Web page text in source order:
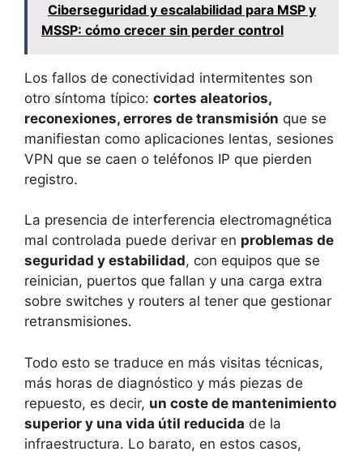
Ciberseguridad y escalabilidad para MSP y
MSSP: cómo crecer sin perder control
Los fallos de conectividad intermitentes son
otro síntoma típico: cortes aleatorios,
reconexiones, errores de transmisión que se
manifiestan como aplicaciones lentas, sesiones
VPN que se caen o teléfonos IP que pierden
registro.
La presencia de interferencia electromagnética
mal controlada puede derivar en problemas de
seguridad y estabilidad, con equipos que se
reinician, puertos que fallan y una carga extra
sobre switches y routers al tener que gestionar
retransmisiones.
Todo esto se traduce en más visitas técnicas,
más horas de diagnóstico y más piezas de
repuesto, es decir, un coste de mantenimiento
superior y una vida útil reducida de la
infraestructura. Lo barato, en estos casos,